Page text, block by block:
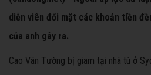
diễn viên đối mặt các khoản tiền
của anh gây ra.
Cao Vân Tường bị giam tại nhà tù ở